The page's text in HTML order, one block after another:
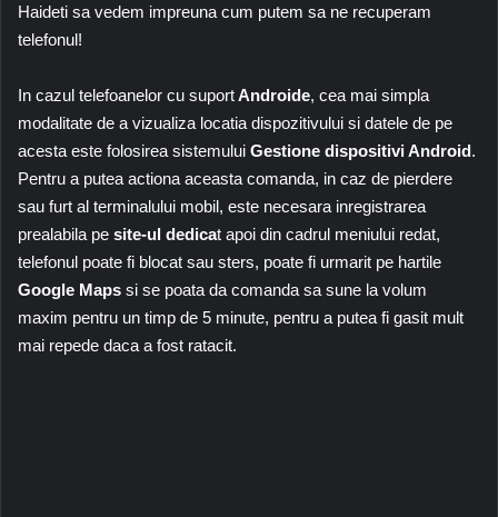
Haideti sa vedem impreuna cum putem sa ne recuperam
telefonul!
In cazul telefoanelor cu suportAndroide, cea mai simpla
modalitate de a vizualiza locatia dispozitivului si datele de pe
acesta este folosirea sistemului Gestione dispositivi Android.
Pentru a putea actiona aceasta comanda, in caz de pierdere
sau furt al terminalului mobil, este necesara inregistrarea
prealabila pe site-ul dedicat apoi din cadrul meniului redat,
telefonul poate fi blocat sau sters, poate fi urmarit pe hartile
Google Maps si se poata da comanda sa sune la volum
maxim pentru un timp de 5 minute, pentru a putea fi gasit mult
mai repede daca a fost ratacit.